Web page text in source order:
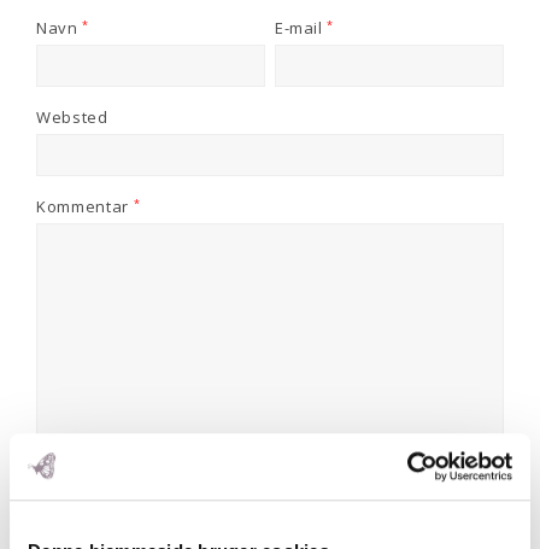
Navn* E-mail*
Websted
Kommentar *